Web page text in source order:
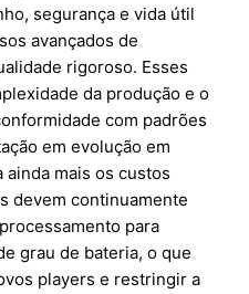
segurança e vida útil
avançados de
rigoroso. Esses
da produção e o
com padrões
em evolução em
mais os custos
devem continuamente
para
grau de bateria, o que
players e restringir a